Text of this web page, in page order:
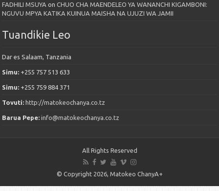
FADHILI MSUYA onCHUO CHA MAENDELEO YA WANANCHI KIGAMBONI:
NGUVU MPYA KATIKA KUINUA MAISHA NA UJUZI WA JAMII
Tuandikie Leo
Dar es Salaam, Tanzania
Simu: +255 757 513 633
Simu: +255 759 884 371
Tovuti:http://matokeochanya.co.tz
Barua Pepe:info@matokeochanya.co.tz
All Rights Reserved
© Copyright 2026, Matokeo ChanyA+